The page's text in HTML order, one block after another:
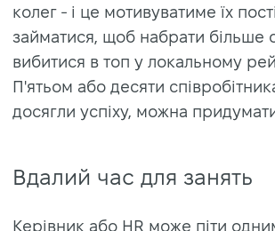
колег - і це мотивуватиме їх
займатися, щоб набрати більше
вибитися в топ у локальному
П'ятьом або десяти
досягли успіху, можна
Вдалий час для занять
Керівник або HR може піти